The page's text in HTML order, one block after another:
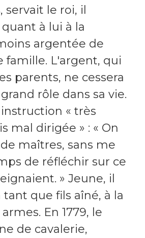
servait le roi, il
à lui à la
argentée de
famille. L'argent, qui
parents, ne cessera
rôle dans sa vie.
« très
mal dirigée » : « On
maîtres, sans me
de réfléchir sur ce
» Jeune, il
tant que fils aîné, à la
En 1779, le
de cavalerie,